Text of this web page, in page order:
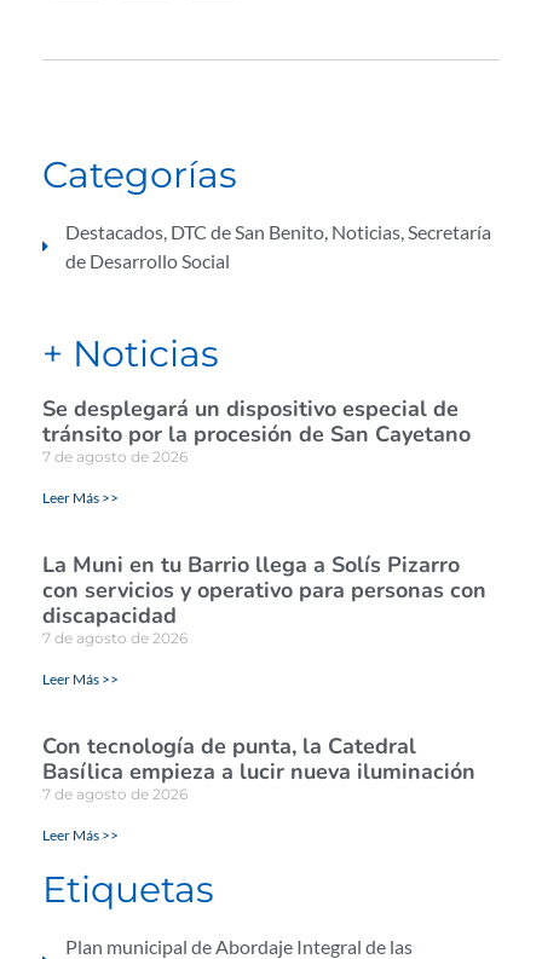
Categorías
Destacados, DTC de San Benito, Noticias,Secretaría
de Desarrollo Social
+ Noticias
Se desplegará un dispositivo especial de
tránsito por la procesión de San Cayetano
7 de agosto de 2026
Leer Más >>
La Muni en tu Barrio llega a Solís Pizarro
con servicios y operativo para personas con
discapacidad
7 de agosto de 2026
Leer Más >>
Con tecnología de punta, la Catedral
Basílica empieza a lucir nueva iluminación
7 de agosto de 2026
Leer Más >>
Etiquetas
Plan municipal de Abordaje Integral de las